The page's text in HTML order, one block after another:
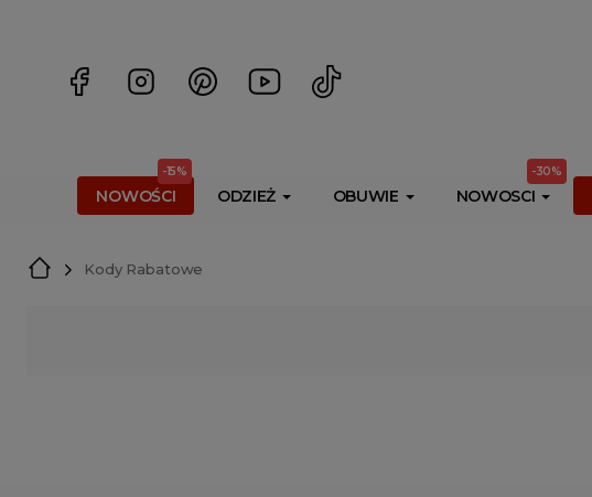
NOWOŚCI
-15%
ODZIEŻ OBUWIE NOWOSCI
-30%
Kody Rabatowe